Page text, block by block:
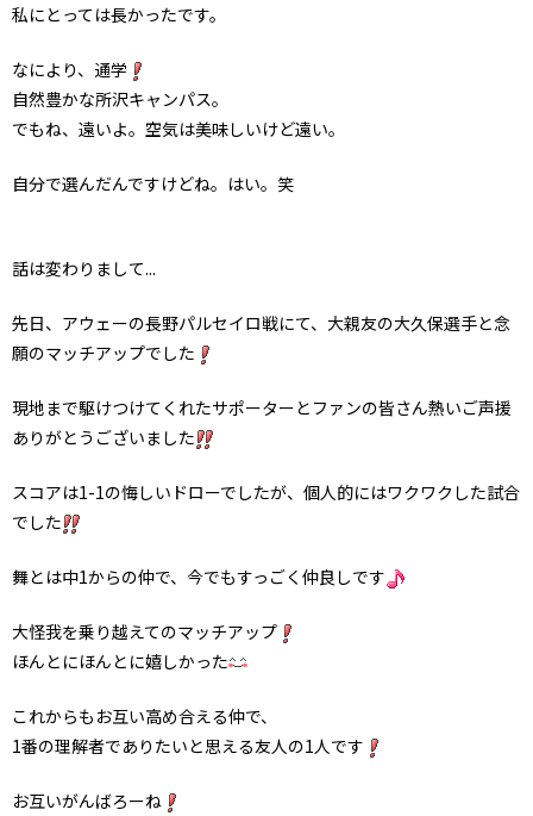
私にとっては長かったです。
なにより、通学
自然豊かな所沢キャンパス。
でもね、遠いよ。空気は美味しいけど遠い。
自分で選んだんですけどね。はい。笑
話は変わりまして...
先日、アウェーの長野パルセイロ戦にて、大親友の大久保選手と念
願のマッチアップでした
現地まで駆けつけてくれたサポーターとファンの皆さん熱いご声援
ありがとうございました
スコアは1-1の悔しいドローでしたが、個人的にはワクワクした試合
でした
舞とは中1からの仲で、今でもすっごく仲良しです
大怪我を乗り越えてのマッチアップ
ほんとにほんとに嬉しかった
これからもお互い高め合える仲で、
1番の理解者でありたいと思える友人の1人です
お互いがんばろーね